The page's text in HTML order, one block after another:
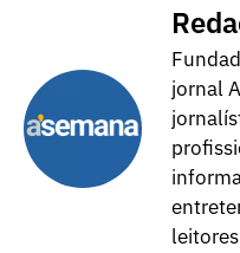
jornal